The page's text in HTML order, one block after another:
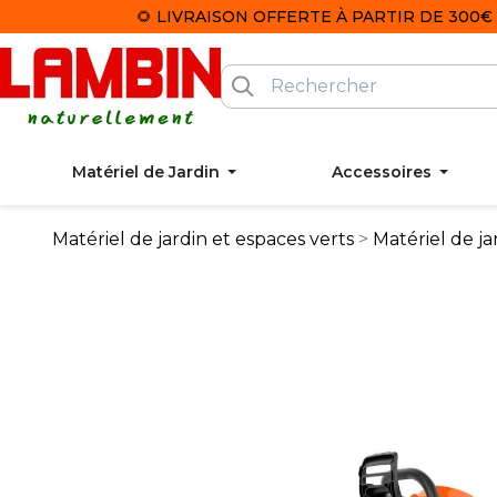
🌻 LIVRAISON OFFERTE À PARTIR DE
Matériel de Jardin Accessoires
Matériel de jardin et espaces verts Matériel de